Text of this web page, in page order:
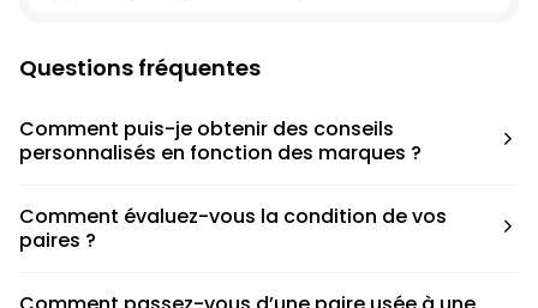
Questions fréquentes
Comment puis-je obtenir des conseils
personnalisés en fonction des marques ?
pour déterminer la taille appropriée, que ce soit une taille
en dessous, au-dessus ou correspondant à votre taille
Comment évaluez-vous la condition de vos
paires ?